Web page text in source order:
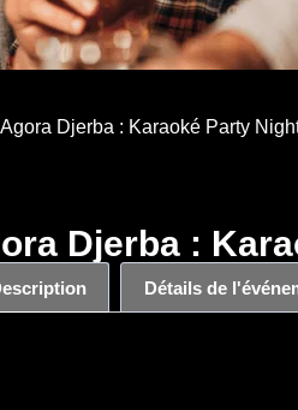
Djerba : Karaoké Party
Djerba :
Détails de